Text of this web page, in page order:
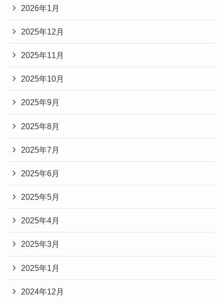
2026年1月
2025年12月
2025年11月
2025年10月
2025年9月
2025年8月
2025年7月
2025年6月
2025年5月
2025年4月
2025年3月
2025年1月
2024年12月